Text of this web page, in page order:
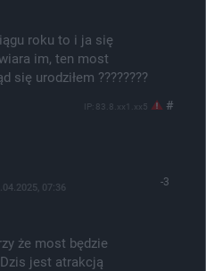
roku to i ja się
im, ten most
się urodziłem ????????
IP: 83.8.xx1.xx5 #
-3
07:36
że most będzie
jest atrakcją